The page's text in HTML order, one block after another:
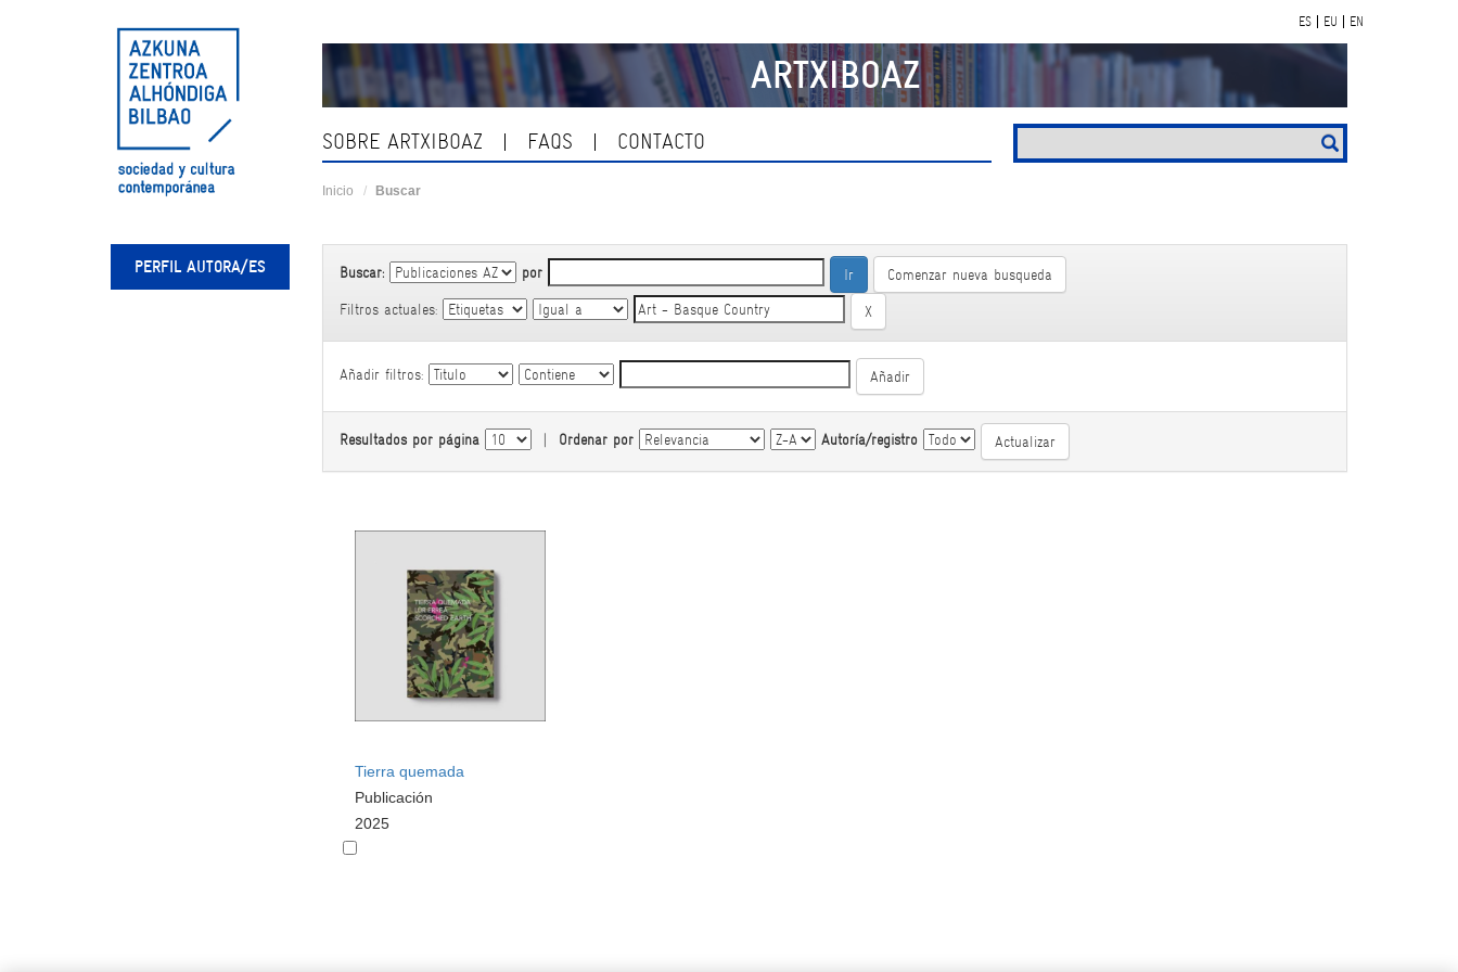
ES EU EN
ARTXIBOAZ
SOBRE ARTXIBOAZ FAQS CONTACTO
Inicio Buscar
PERFIL AUTORA/ES Buscar: por Comenzar nueva busqueda
Filtros actuales:
Añadir filtros:
Resultados por página | Ordenar por Autoría/registro
Tierra quemada
Publicación
2025